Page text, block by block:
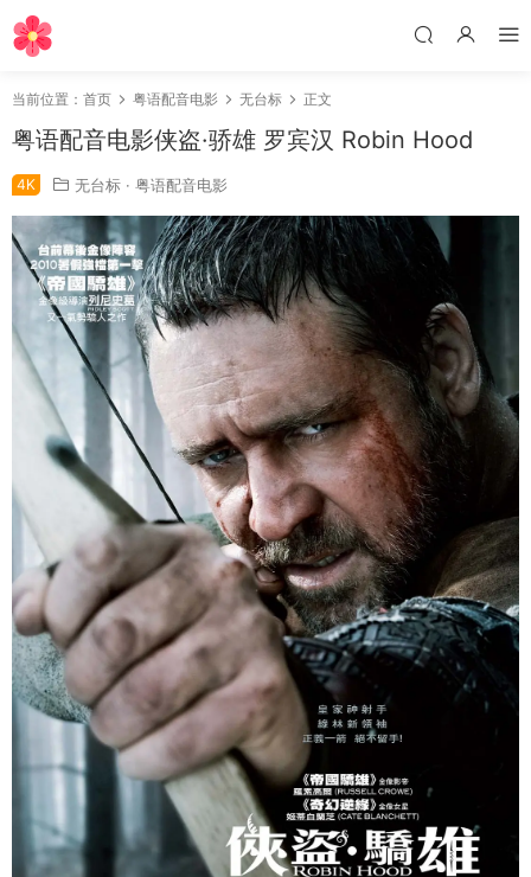
当前位置： 首页 粤语配音电影 无台标 正文
粤语配音电影侠盗·骄雄 罗宾汉 Robin Hood
4K 无台标 · 粤语配音电影